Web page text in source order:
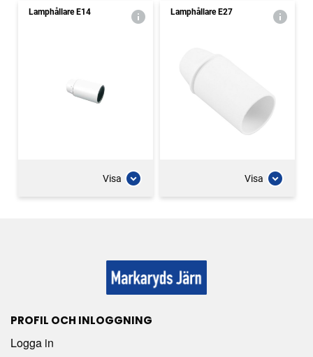
Lamphållare E14
Visa
Lamphållare E27
Visa
PROFIL OCH INLOGGNING
Logga in